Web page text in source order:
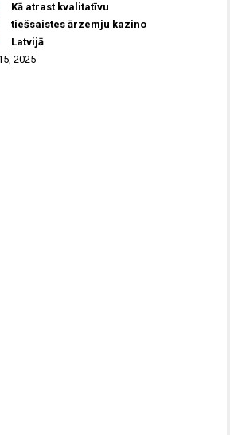
Kā atrast kvalitatīvu
tiešsaistes ārzemju kazino
Latvijā
2025